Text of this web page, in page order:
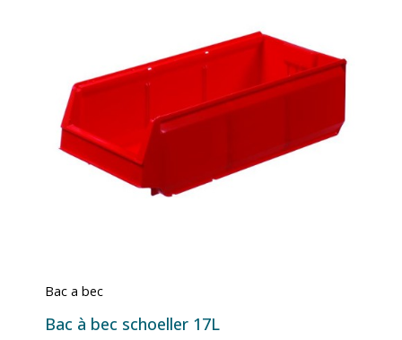
Bac a bec
Bac à bec schoeller 17L